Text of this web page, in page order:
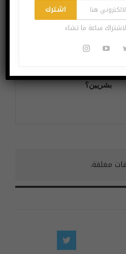
طيران تجارية بدون طيارين
بشريين؟
مغلقة.
اشترك
ساعة ما تشاء